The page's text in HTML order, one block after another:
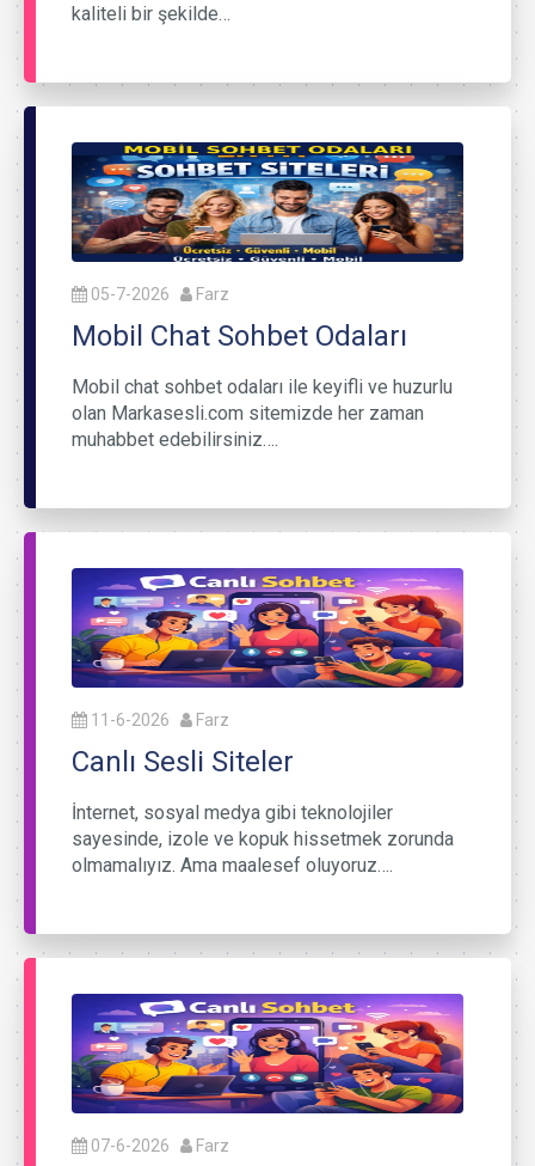
kaliteli bir şekilde…
05-7-2026 Farz
Mobil Chat Sohbet Odaları
Mobil chat sohbet odaları ile keyifli ve huzurlu
olan Markasesli.com sitemizde her zaman
muhabbet edebilirsiniz….
11-6-2026 Farz
Canlı Sesli Siteler
İnternet, sosyal medya gibi teknolojiler
sayesinde, izole ve kopuk hissetmek zorunda
olmamalıyız. Ama maalesef oluyoruz….
07-6-2026 Farz